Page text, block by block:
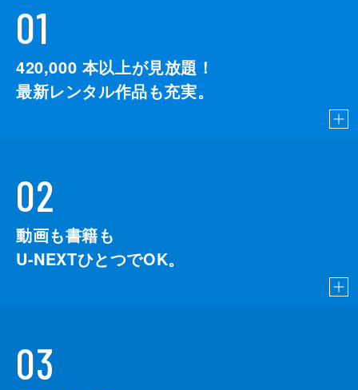
01
420,000 本以上が見放題！
最新レンタル作品も充実。
02
動画も書籍も
U-NEXTひとつでOK。
03